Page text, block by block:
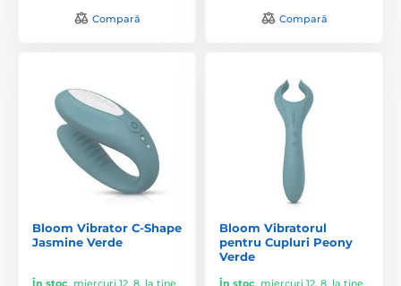
Compară Compară
Bloom Vibrator C-Shape
Jasmine Verde
În stoc, miercuri 12. 8. la tine
Bloom Vibratorul
pentru Cupluri Peony
Verde
În stoc, miercuri 12. 8. la tine